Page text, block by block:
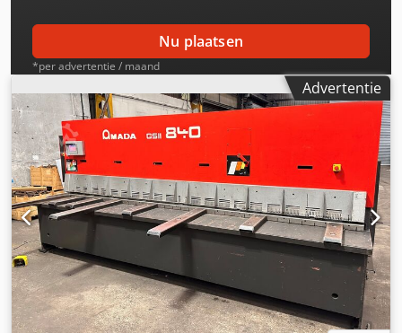
VOORAAN ÉÉN SET MESSEN 4 SNIJKANTEN INSTELBARE
SLAG WERKLADE URENTELLER AUTO-DIAGNOSE
Nu plaatsen
*per advertentie / maand
Advertentie